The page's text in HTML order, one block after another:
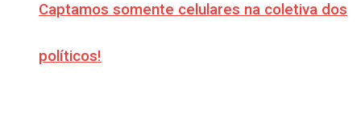
Captamos somente celulares na coletiva dos
políticos!